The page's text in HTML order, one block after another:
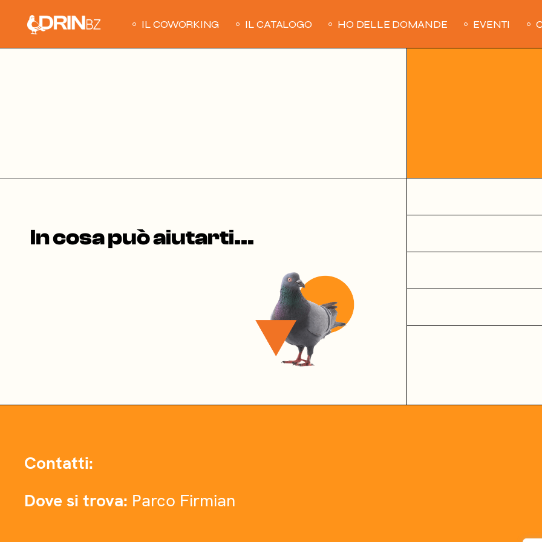
content
IL COWORKING IL CATALOGO HO DELLE DOMANDE EVENTI
In cosa può aiutarti...
Contatti:
Dove si trova: Parco Firmian